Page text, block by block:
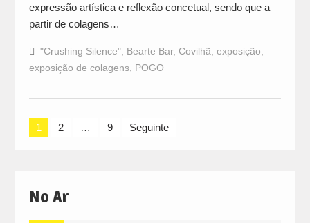
expressão artística e reflexão concetual, sendo que a
partir de colagens…
"Crushing Silence", Bearte Bar, Covilhã exposição
exposição de colagens, POGO
Navegação
1 2 … 9 Seguinte
No Ar